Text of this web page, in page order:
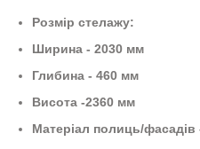
Розмір стелажу:
Ширина - 2030 мм
Глибина - 460 мм
Висота -2360 мм
Матеріал полиць/